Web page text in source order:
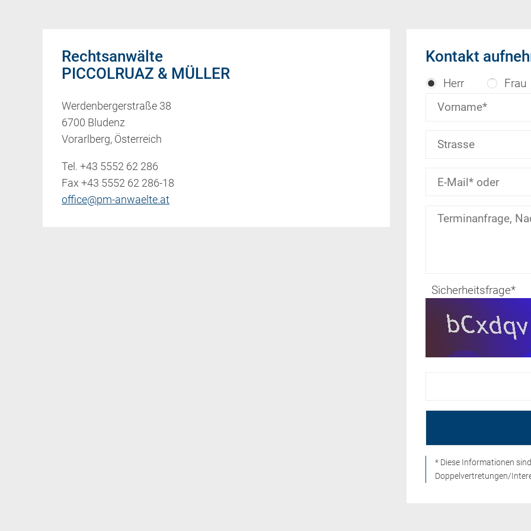
Rechtsanwälte
PICCOLRUAZ & MÜLLER
Werdenbergerstraße 38
6700 Bludenz
Vorarlberg, Österreich
Tel. +43 5552 62 286
Fax +43 5552 62 286-18
office@pm-anwaelte.at
Kontakt
Herr Frau
Sicherheitsfrage*
* Diese Informationen
Doppelvertretungen/